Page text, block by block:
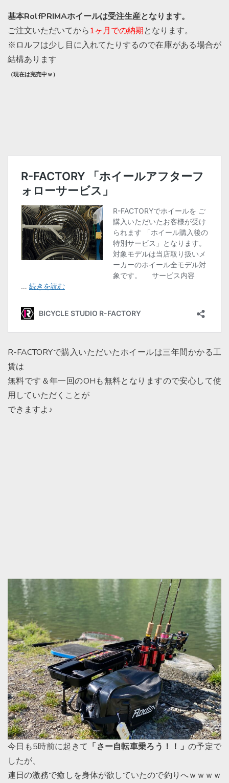
基本RolfPRIMAホイールは受注生産となります。
ご注文いただいてから1ヶ月での納期となります。
※ロルフは少し目に入れてたりするので在庫がある場合が
結構あります
（現在は完売中ｗ）
R-FACTORYで購入いただいたホイールは三年間かかる工
賃は
無料です＆年一回のOHも無料となりますので安心して使
用していただくことが
できますよ♪
今日も5時前に起きて 「さー自転車乗ろう！！」の予定で
したが、
連日の激務で癒しを身体が欲していたので釣りへｗｗｗｗ